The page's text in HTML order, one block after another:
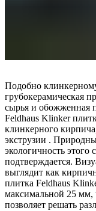
Подобно
грубокерамическая
сырья и обожженная
Feldhaus Klinker
клинкерного
экструзии .
экологичность этого
подтверждается.
выглядит как
плитка Feldhaus
максимальной 25 мм,
позволяет решать